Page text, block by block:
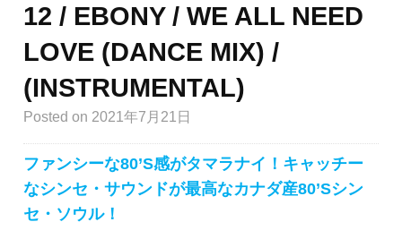
12 / EBONY / WE ALL NEED
LOVE (DANCE MIX) /
(INSTRUMENTAL)
Posted on 2021年7月21日
ファンシーな80’S感がタマラナイ！キャッチー
なシンセ・サウンドが最高なカナダ産80’Sシン
セ・ソウル！